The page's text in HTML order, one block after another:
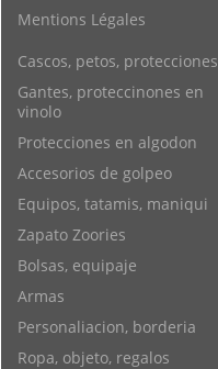
Mentions Légales
Cascos, petos, protecciones
Gantes, proteccinones en
vinolo
Protecciones en algodon
Accesorios de golpeo
Equipos, tatamis, maniqui
Zapato Zoories
Bolsas, equipaje
Armas
Personaliacion, borderia
Ropa, objeto, regalos